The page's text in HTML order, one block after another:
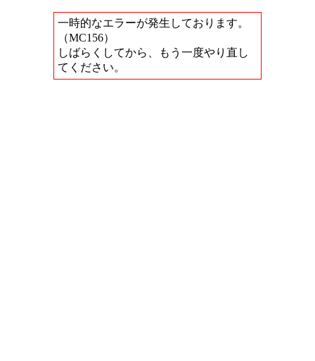
一時的なエラーが発生しております。
（MC156）
しばらくしてから、もう一度やり直し
てください。